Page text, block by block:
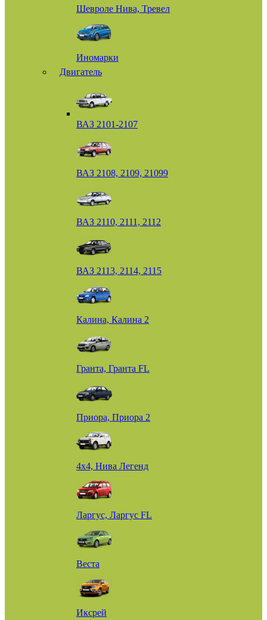
Шевроле Нива, Тревел
Иномарки
Двигатель
ВАЗ 2101-2107
ВАЗ 2108, 2109, 21099
ВАЗ 2110, 2111, 2112
ВАЗ 2113, 2114, 2115
Калина, Калина 2
Гранта, Гранта FL
Приора, Приора 2
4х4, Нива Легенд
Ларгус, Ларгус FL
Веста
Иксрей